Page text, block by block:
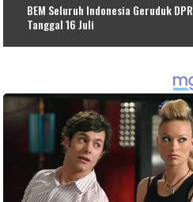
BEM Seluruh Indonesia Geruduk DPR
Tanggal 16 Juli